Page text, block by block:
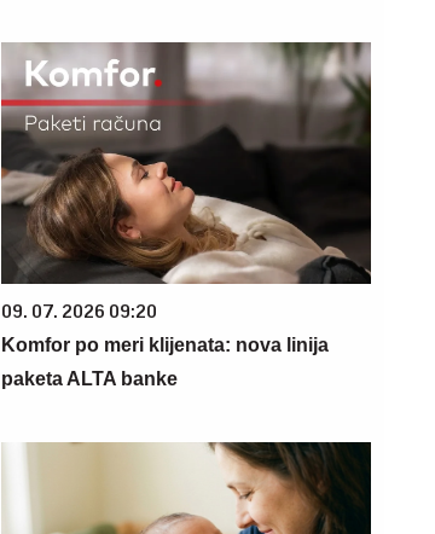
09. 07. 2026 09:20
Komfor po meri klijenata: nova linija
paketa ALTA banke